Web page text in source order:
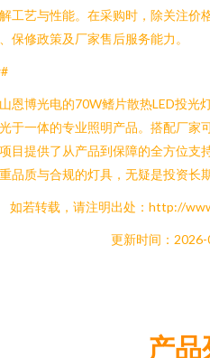
工艺与性能。在采购时，除关注价
保修政策及厂家售后服务能力。
恩博光电的70W鳍片散热LED投光
于一体的专业照明产品。搭配厂家
目提供了从产品到保障的全方位支
品质与合规的灯具，无疑是投资长
如若转载，请注明出处：http://
更新时间：
产